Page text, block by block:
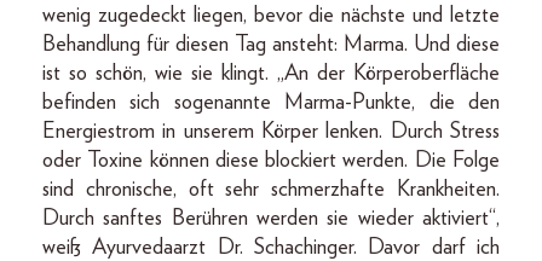
wenig zugedeckt liegen, bevor die nächste und letzte
Behandlung für diesen Tag ansteht: Marma. Und diese
ist so schön, wie sie klingt. „An der Körperoberfläche
befinden sich sogenannte Marma-Punkte, die den
Energiestrom in unserem Körper lenken. Durch Stress
oder Toxine können diese blockiert werden. Die Folge
sind chronische, oft sehr schmerzhafte Krankheiten.
Durch sanftes Berühren werden sie wieder aktiviert“,
weiß Ayurvedaarzt Dr. Schachinger. Davor darf ich